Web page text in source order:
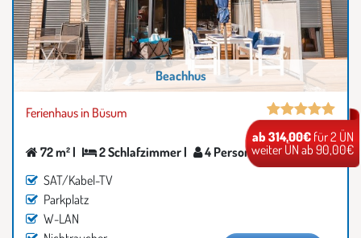
Beachhus
Ferienhaus in Büsum
72 m² | 2 Schlafzimmer |
4 Personen
SAT/Kabel-TV
Parkplatz
W-LAN
ab 314,00€ für 2 ÜN
weiter ÜN ab 90,00€